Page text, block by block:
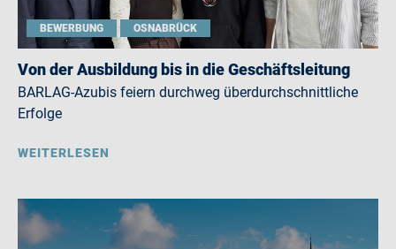
BEWERBUNG OSNABRÜCK
Von der Ausbildung bis in die Geschäftsleitung
BARLAG-Azubis feiern durchweg überdurchschnittliche
Erfolge
WEITERLESEN